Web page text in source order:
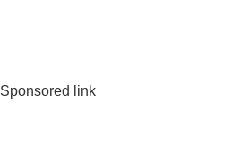
Sponsored link